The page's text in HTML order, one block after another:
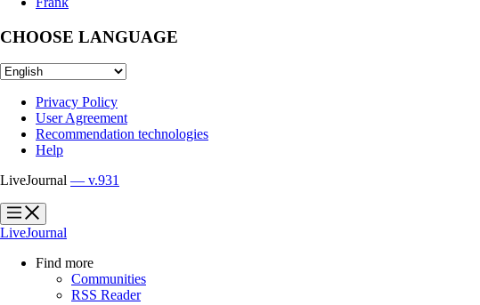
CHOOSE LANGUAGE
Privacy Policy
User Agreement
Recommendation technologies
Help
LiveJournal — v.931
?
?
LiveJournal
Find more
Communities
RSS Reader